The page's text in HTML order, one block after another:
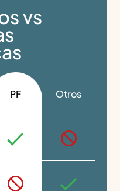
vs
PF Otros